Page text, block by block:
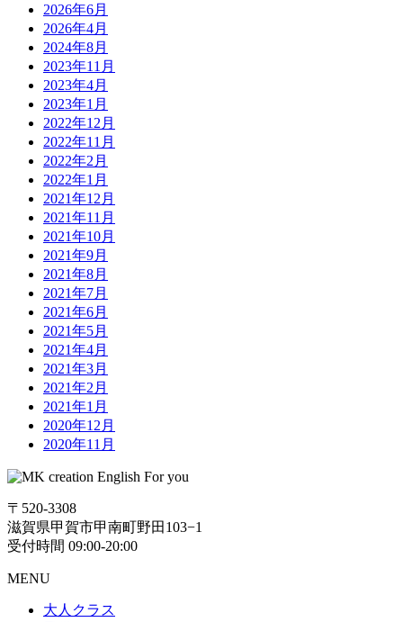
2026年6月
2026年4月
2024年8月
2023年11月
2023年4月
2023年1月
2022年12月
2022年11月
2022年2月
2022年1月
2021年12月
2021年11月
2021年10月
2021年9月
2021年8月
2021年7月
2021年6月
2021年5月
2021年4月
2021年3月
2021年2月
2021年1月
2020年12月
2020年11月
〒520-3308
滋賀県甲賀市甲南町野田103−1
受付時間 09:00-20:00
MENU
大人クラス